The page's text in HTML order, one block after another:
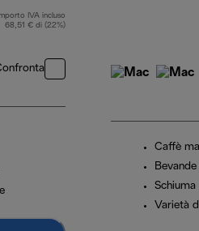
prezzo originale 559,99 €
IVA incluso
68,51 € di (22%)
Caffè
Varietà